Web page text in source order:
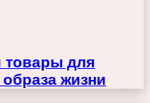
товары для
жизни